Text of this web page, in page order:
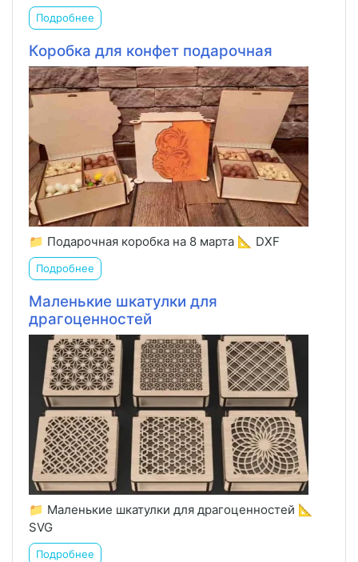
Подробнее
Коробка для конфет подарочная
📁 Подарочная коробка на 8 марта 📐 DXF
Подробнее
Маленькие шкатулки для
драгоценностей
📁 Маленькие шкатулки для драгоценностей 📐
SVG
Подробнее